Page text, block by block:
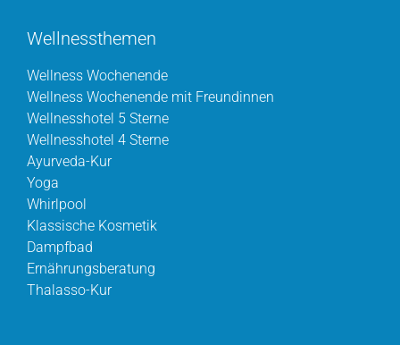
Wellnessthemen
Wellness Wochenende
Wellness Wochenende mit Freundinnen
Wellnesshotel 5 Sterne
Wellnesshotel 4 Sterne
Ayurveda-Kur
Yoga
Whirlpool
Klassische Kosmetik
Dampfbad
Ernährungsberatung
Thalasso-Kur